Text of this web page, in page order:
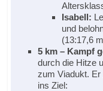
Isabell:
und
(13:17,6
5 km – Kampf
durch die Hitze
zum Viadukt.
ins Ziel: